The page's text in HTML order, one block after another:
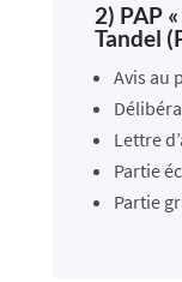
2) PAP
Tandel
Avis au
Lettre
Partie
Partie